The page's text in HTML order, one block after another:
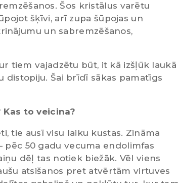
Šos kristālus varētu
šķīvi, arī zupa šūpojas un
un sabremzēšanos,
tiem vajadzētu būt, it kā izšļūk laukā
distopiju. Šai brīdī sākas pamatīgs
to veicina?
tie ausī visu laiku kustas. Zināma
50 gadu vecuma endolimfas
dēļ tas notiek biežāk. Vēl viens
atsišanos pret atvērtām virtuves